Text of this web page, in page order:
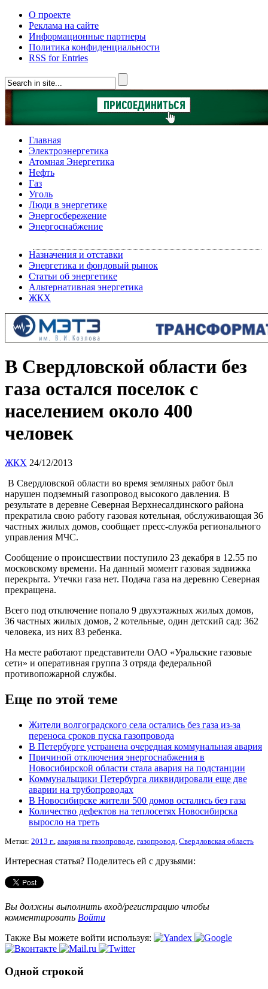
О проекте
Реклама на сайте
Информационные партнеры
Политика конфиденциальности
RSS for Entries
Главная
Электроэнергетика
Атомная Энергетика
Нефть
Газ
Уголь
Люди в энергетике
Энергосбережение
Энергоснабжение
Назначения и отставки
Энергетика и фондовый рынок
Статьи об энергетике
Альтернативная энергетика
ЖКХ
В Свердловской области без
газа остался поселок с
населением около 400
человек
ЖКХ 24/12/2013
В Свердловской области во время земляных работ был
нарушен подземный газопровод высокого давления. В
результате в деревне Северная Верхнесалдинского района
прекратила свою работу газовая котельная, обслуживающая 36
частных жилых домов, сообщает пресс-служба регионального
управления МЧС.
Сообщение о происшествии поступило 23 декабря в 12.55 по
московскому времени. На данный момент газовая задвижка
перекрыта. Утечки газа нет. Подача газа на деревню Северная
прекращена.
Всего под отключение попало 9 двухэтажных жилых домов,
36 частных жилых домов, 2 котельные, один детский сад: 362
человека, из них 83 ребенка.
На месте работают представители ОАО «Уральские газовые
сети» и оперативная группа 3 отряда федеральной
противопожарной службы.
Еще по этой теме
Жители волгоградского села остались без газа из-за
переноса сроков пуска газопровода
В Петербурге устранена очередная коммунальная авария
Причиной отключения энергоснабжения в
Новосибирской области стала авария на подстанции
Коммунальщики Петербурга ликвидировали еще две
аварии на трубопроводах
В Новосибирске жители 500 домов остались без газа
Количество дефектов на теплосетях Новосибирска
выросло на треть
Метки: 2013 г. авария на газопроводе газопровод Свердловская область
Интересная статья? Поделитесь ей с друзьями:
Вы должны выполнить вход/регистрацию чтобы
комментировать Войти
Также Вы можете войти используя:
Одной строкой